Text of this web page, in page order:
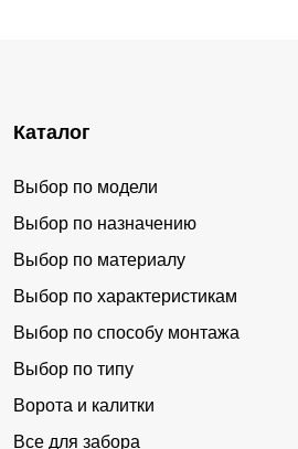
Каталог
Выбор по модели
Выбор по назначению
Выбор по материалу
Выбор по характеристикам
Выбор по способу монтажа
Выбор по типу
Ворота и калитки
Все для забора